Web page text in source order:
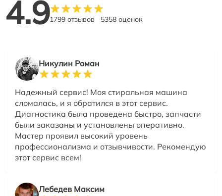
4.91799 отзывов 5358 оценок
Никулин Роман
Надежный сервис! Моя стиральная машина
сломалась, и я обратился в этот сервис.
Диагностика была проведена быстро, запчасти
были заказаны и установлены оперативно.
Мастер проявил высокий уровень
профессионализма и отзывчивости. Рекомендую
этот сервис всем!
Лебедев Максим